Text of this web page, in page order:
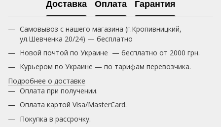
Доставка Оплата Гарантия
Самовывоз с нашего магазина (г.Кропивницкий,
ул.Шевченка 20/24) — бесплатно
Новой почтой по Украине — бесплатно от 2000 грн.
Курьером по Украине — по тарифам перевозчика.
Подробнее о доставке
Оплата при получении.
Оплата картой Visa/MasterCard.
Покупка в рассрочку.